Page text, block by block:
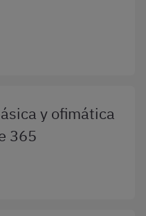
y ofimática
365